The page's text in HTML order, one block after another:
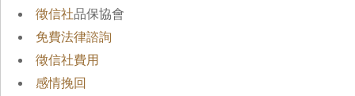
徵信社品保協會
免費法律諮詢
徵信社費用
感情挽回